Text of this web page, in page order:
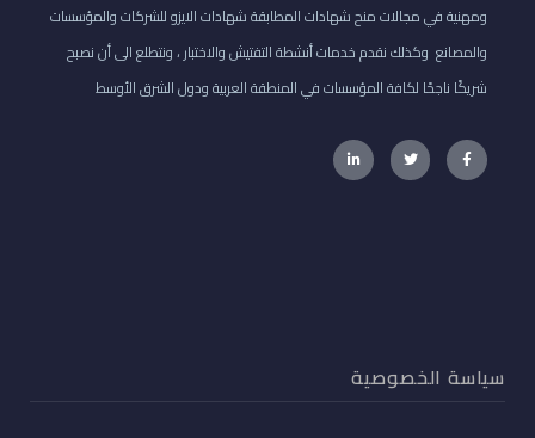
ومهنية في مجالات منح شهادات المطابقة شهادات الايزو للشركات والمؤسسات
والمصانع وكذلك نقدم خدمات أنشطة التفتيش والاختبار ، ونتطلع الى أن نصبح
شريكًا ناجحًا لكافة المؤسسات في المنطقة العربية ودول الشرق الأوسط
سياسة الخصوصية